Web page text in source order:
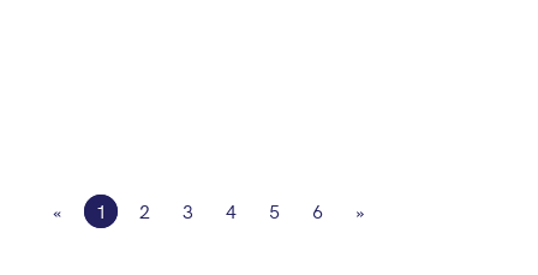
« 1 2 3 4 5 6 »